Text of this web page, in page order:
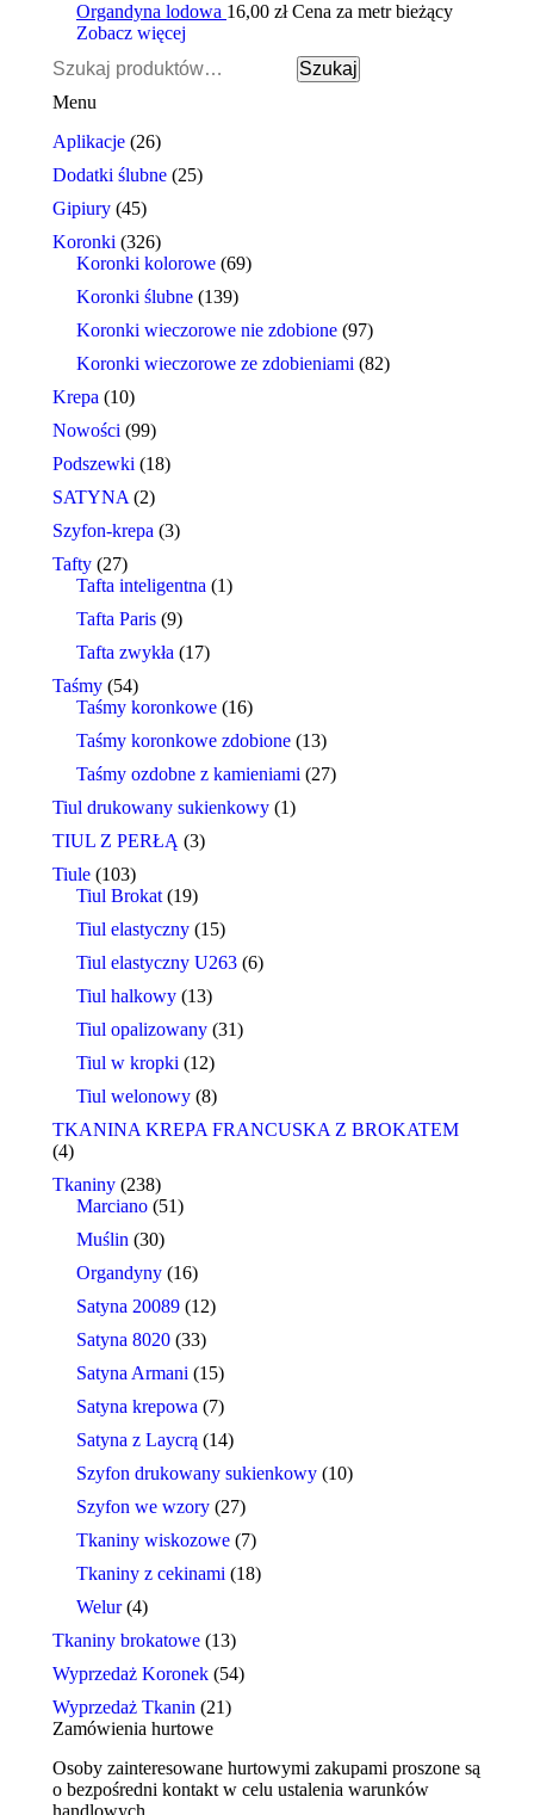
Organdyna lodowa 16,00 złCena za metr bieżący
Zobacz więcej
Szukaj:
Szukaj
Menu
Aplikacje (26)
Dodatki ślubne (25)
Gipiury (45)
Koronki (326)
Koronki kolorowe (69)
Koronki ślubne (139)
Koronki wieczorowe nie zdobione (97)
Koronki wieczorowe ze zdobieniami (82)
Krepa (10)
Nowości (99)
Podszewki (18)
SATYNA (2)
Szyfon-krepa (3)
Tafty (27)
Tafta inteligentna (1)
Tafta Paris (9)
Tafta zwykła (17)
Taśmy (54)
Taśmy koronkowe (16)
Taśmy koronkowe zdobione (13)
Taśmy ozdobne z kamieniami (27)
Tiul drukowany sukienkowy (1)
TIUL Z PERŁĄ (3)
Tiule (103)
Tiul Brokat (19)
Tiul elastyczny (15)
Tiul elastyczny U263 (6)
Tiul halkowy (13)
Tiul opalizowany (31)
Tiul w kropki (12)
Tiul welonowy (8)
TKANINA KREPA FRANCUSKA Z BROKATEM
(4)
Tkaniny (238)
Marciano (51)
Muślin (30)
Organdyny (16)
Satyna 20089 (12)
Satyna 8020 (33)
Satyna Armani (15)
Satyna krepowa (7)
Satyna z Laycrą (14)
Szyfon drukowany sukienkowy (10)
Szyfon we wzory (27)
Tkaniny wiskozowe (7)
Tkaniny z cekinami (18)
Welur (4)
Tkaniny brokatowe (13)
Wyprzedaż Koronek (54)
Wyprzedaż Tkanin (21)
Zamówienia hurtowe
Osoby zainteresowane hurtowymi zakupami proszone są
o bezpośredni kontakt w celu ustalenia warunków
handlowych